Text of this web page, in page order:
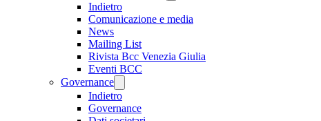
Indietro
Comunicazione e media
News
Mailing List
Rivista Bcc Venezia Giulia
Eventi BCC
Governance
Indietro
Governance